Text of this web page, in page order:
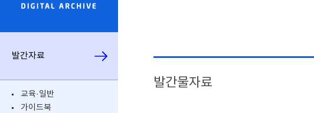
발간자료
교육·일반
가이드북
발간물자료